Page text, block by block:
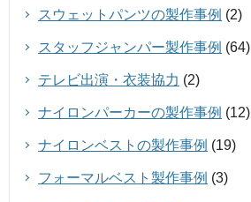
スウェットパンツの製作事例 (2)
スタッフジャンパー製作事例 (64)
テレビ出演・衣装協力 (2)
ナイロンパーカーの製作事例 (12)
ナイロンベストの製作事例 (19)
フォーマルベスト製作事例 (3)